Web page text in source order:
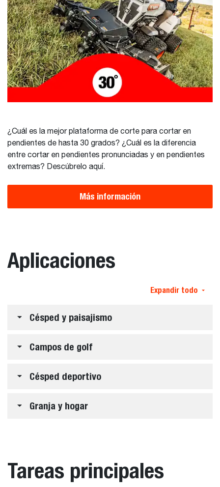
¿Cuál es la mejor plataforma de corte para cortar en
pendientes de hasta 30 grados? ¿Cuál es la diferencia
entre cortar en pendientes pronunciadas y en pendientes
extremas? Descúbrelo aquí.
Más información
Aplicaciones
Expandir todo
Césped y paisajismo
Campos de golf
Césped deportivo
Granja y hogar
Tareas principales